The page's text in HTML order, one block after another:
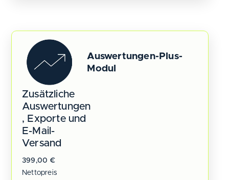
Auswertungen-Plus-
Modul
Zusätzliche
Auswertungen
, Exporte und
E-Mail-
Versand
399,00 €
Nettopreis